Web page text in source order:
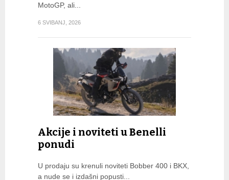
MotoGP, ali...
6 SVIBANJ, 2026
Akcije i noviteti u Benelli
ponudi
U prodaju su krenuli noviteti Bobber 400 i BKX,
a nude se i izdašni popusti...